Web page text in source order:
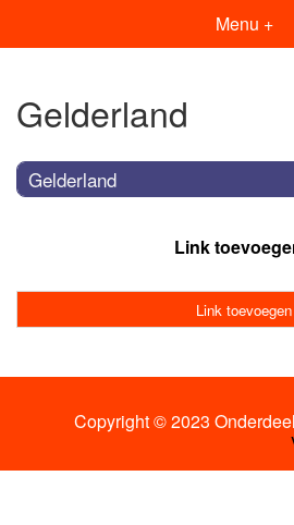
Menu +
Gelderland
Gelderland
Link
Link toevoegen
Copyright © 2023